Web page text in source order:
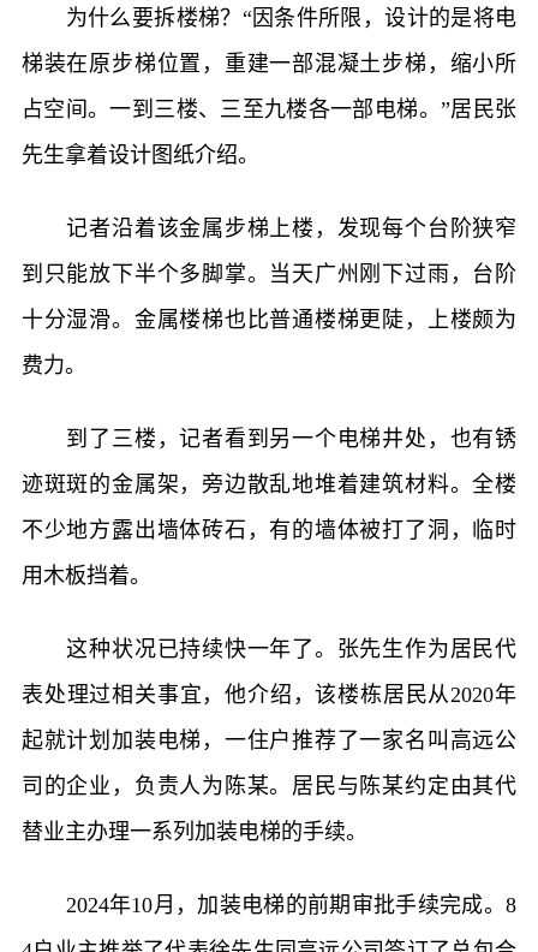
为什么要拆楼梯？“因条件所限，设计的是将电
梯装在原步梯位置，重建一部混凝土步梯，缩小所
占空间。一到三楼、三至九楼各一部电梯。”居民张
先生拿着设计图纸介绍。
记者沿着该金属步梯上楼，发现每个台阶狭窄
到只能放下半个多脚掌。当天广州刚下过雨，台阶
十分湿滑。金属楼梯也比普通楼梯更陡，上楼颇为
费力。
到了三楼，记者看到另一个电梯井处，也有锈
迹斑斑的金属架，旁边散乱地堆着建筑材料。全楼
不少地方露出墙体砖石，有的墙体被打了洞，临时
用木板挡着。
这种状况已持续快一年了。张先生作为居民代
表处理过相关事宜，他介绍，该楼栋居民从2020年
起就计划加装电梯，一住户推荐了一家名叫高远公
司的企业，负责人为陈某。居民与陈某约定由其代
替业主办理一系列加装电梯的手续。
2024年10月，加装电梯的前期审批手续完成。8